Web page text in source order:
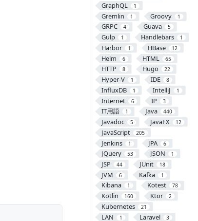
GraphQL 1
Gremlin 1 Groovy 1
GRPC 4 Guava 5
Gulp 1 Handlebars 1
Harbor 1 HBase 12
Helm 6 HTML 65
HTTP 8 Hugo 22
Hyper-V 1 IDE 8
InfluxDB 1 IntelliJ 1
Internet 6 IP 3
IT用語 1 Java 440
Javadoc 5 JavaFX 12
JavaScript 205
Jenkins 1 JPA 6
JQuery 53 JSON 1
JSP 44 JUnit 18
JVM 6 Kafka 1
Kibana 1 Kotest 78
Kotlin 160 Ktor 2
Kubernetes 21
LAN 1 Laravel 3